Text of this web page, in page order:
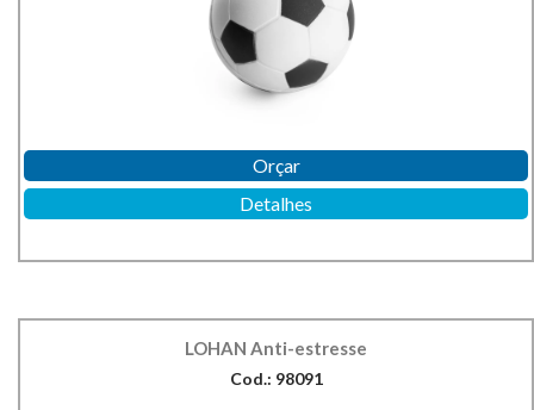
Orçar
Detalhes
LOHAN Anti-estresse
Cod.: 98091